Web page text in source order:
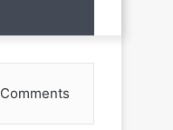
Comments